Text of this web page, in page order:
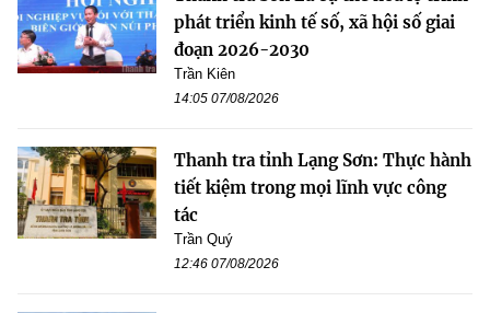
phát triển kinh tế số, xã hội số giai
đoạn 2026-2030
Trần Kiên
14:05 07/08/2026
Thanh tra tỉnh Lạng Sơn: Thực hành
tiết kiệm trong mọi lĩnh vực công
tác
Trần Quý
12:46 07/08/2026